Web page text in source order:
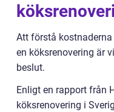
Att förstå
en köksrenovering är
beslut.
Enligt en rapport från
köksrenovering i